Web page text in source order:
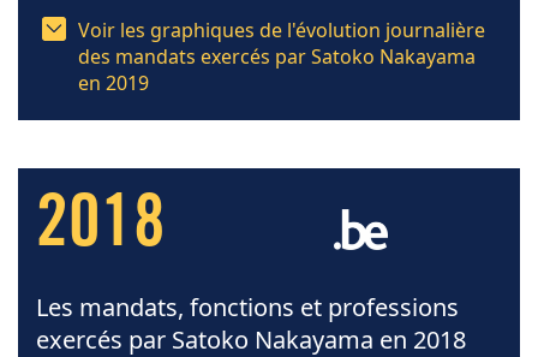
Voir les graphiques de l'évolution journalière
des mandats exercés par Satoko Nakayama
en 2019
2018
Les mandats, fonctions et professions
exercés par Satoko Nakayama en 2018